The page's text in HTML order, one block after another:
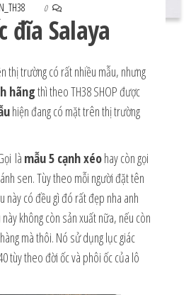
0
đĩa Salaya
thị trường có rất nhiều mẫu, nhưng
hãngthì theo TH38 SHOP được
hiện đang có mặt trên thị trường
là mẫu 5 cạnh xéohay còn gọi
sen. Tùy theo mỗi người đặt tên
này có đều gì đó rất đẹp nha anh
không còn sản xuất nữa, nếu còn
mà thôi. Nó sử dụng lục giác
tùy theo đời ốc và phôi ốc của lô